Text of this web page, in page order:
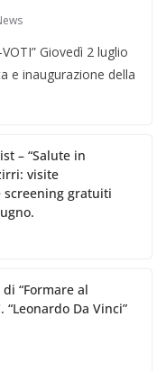
Giovedì 2 luglio
e inaugurazione della
– “Salute in
visite
screening gratuiti
“Formare al
“Leonardo Da Vinci”